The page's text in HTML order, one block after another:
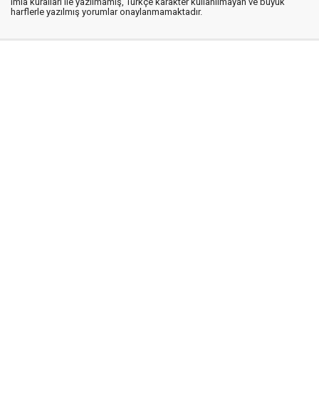
harflerle yazılmış yorumlar onaylanmamaktadır.